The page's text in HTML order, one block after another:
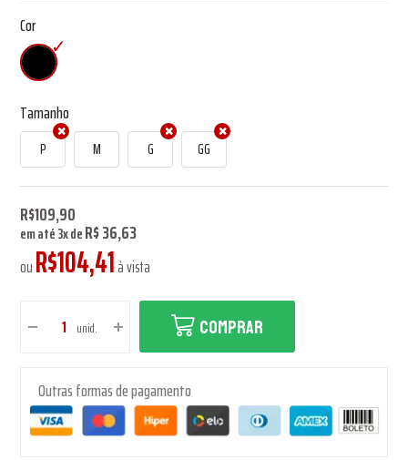
Cor
Tamanho
P M G GG
R$109,90
em até3xdeR$ 36,63
ouR$104,41à vista
unid. COMPRAR
Outras formas de pagamento